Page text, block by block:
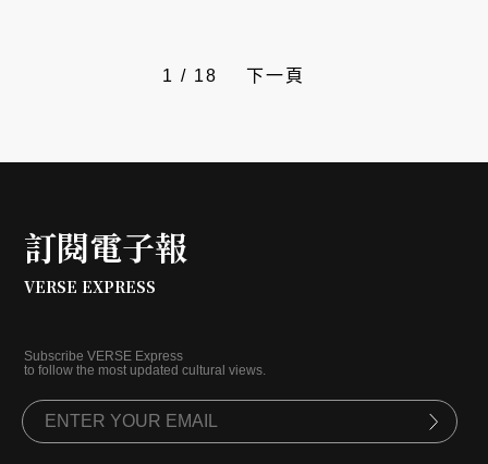
1 / 18 下一頁
訂閱電子報
VERSE EXPRESS
Subscribe VERSE Express
to follow the most updated cultural views.